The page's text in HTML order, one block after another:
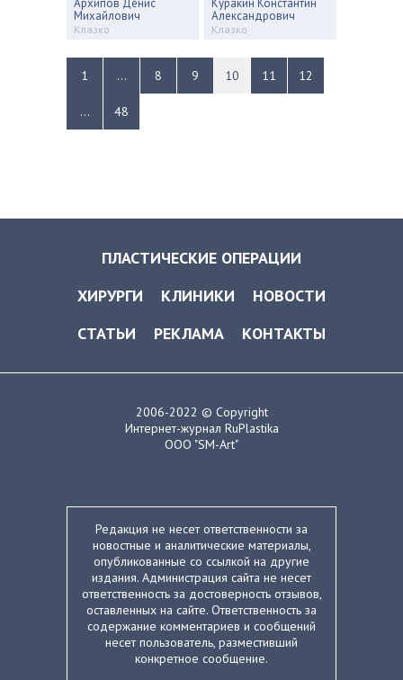
Архипов Денис
Михайлович
Клазко
Куракин Константин
Александрович
Клазко
1 ... 8 9 10 11 12
... 48
ПЛАСТИЧЕСКИЕ ОПЕРАЦИИ
ХИРУРГИ
КЛИНИКИ
НОВОСТИ
СТАТЬИ
РЕКЛАМА КОНТАКТЫ
2006-2022 © Copyright
Интернет-журнал RuPlastika
ООО "SM-Art"
Редакция не несет ответственности за
новостные и аналитические материалы,
опубликованные со ссылкой на другие
издания. Администрация сайта не несет
ответственность за достоверность отзывов,
оставленных на сайте. Ответственность за
содержание комментариев и сообщений
несет пользователь, разместивший
конкретное сообщение.